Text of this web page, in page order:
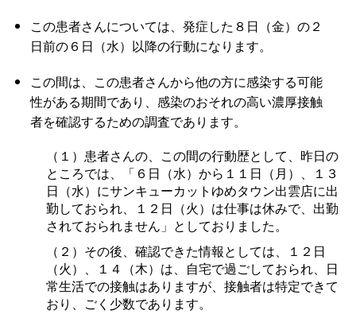
この患者さんについては、発症した８日（金）の２
日前の６日（水）以降の行動になります。
この間は、この患者さんから他の方に感染する可能
性がある期間であり、感染のおそれの高い濃厚接触
者を確認するための調査であります。
（１）患者さんの、この間の行動歴として、昨日の
ところでは、「６日（水）から１１日（月）、１３
日（水）にサンキューカットゆめタウン出雲店に出
勤しておられ、１２日（火）は仕事は休みで、出勤
されておられません」としておりました。
（２）その後、確認できた情報としては、１２日
（火）、１４（木）は、自宅で過ごしておられ、日
常生活での接触はありますが、接触者は特定できて
おり、ごく少数であります。